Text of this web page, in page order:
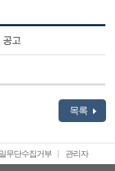
공고
목록
무단수집거부 관리자